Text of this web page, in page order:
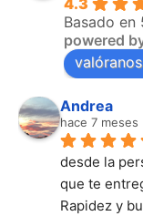
4.3
Basado en
powered
Andrea
hace 7 meses
desde la
que te
Rapidez y